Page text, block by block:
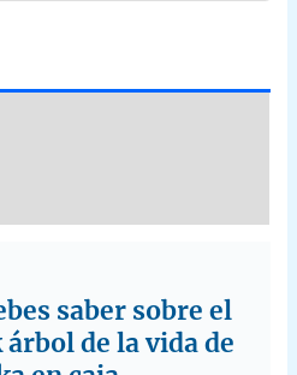
saber sobre el
de la vida de